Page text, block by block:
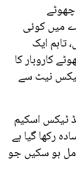
میں کوئی
تاہم ایک
کاروبار کا
حصہ ٹیکس نیٹ سے
ٹیکس اسکیم
رکھا گیا ہے
ہو سکیں جو